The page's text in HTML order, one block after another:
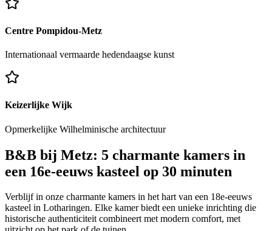
Centre Pompidou-Metz
Internationaal vermaarde hedendaagse kunst
Keizerlijke Wijk
Opmerkelijke Wilhelminische architectuur
B&B bij Metz: 5 charmante kamers in
een 16e-eeuws kasteel op 30 minuten
Verblijf in onze charmante kamers in het hart van een 18e-eeuws
kasteel in Lotharingen. Elke kamer biedt een unieke inrichting die
historische authenticiteit combineert met modern comfort, met